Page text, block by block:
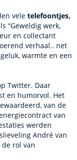
vele telefoontjes,
“Geweldig werk,
en collectant
verhaal.. net
warmte en een
Twitter. Daar
en humorvol. Het
van de
van
werden
André van
rol van